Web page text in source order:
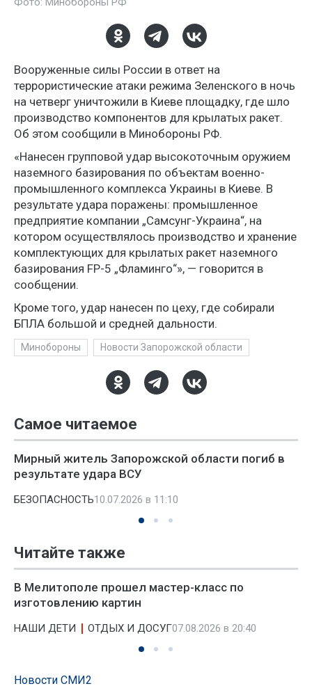
Вооруженные силы России в ответ на
террористические атаки режима Зеленского в ночь
на четверг уничтожили в Киеве площадку, где шло
производство компонентов для крылатых ракет.
Об этом сообщили в Минобороны РФ.
«Нанесен групповой удар высокоточным оружием
наземного базирования по объектам военно-
промышленного комплекса Украины в Киеве. В
результате удара поражены: промышленное
предприятие компании „Самсунг-Украина“, на
котором осуществлялось производство и хранение
комплектующих для крылатых ракет наземного
базирования FP-5 „Фламинго“», — говорится в
сообщении.
Кроме того, удар нанесен по цеху, где собирали
БПЛА большой и средней дальности.
Минобороны Новости Запорожской области
Самое читаемое
Мирный житель Запорожской области погиб в
результате удара ВСУ
БЕЗОПАСНОСТЬ10.07.2026 в 11:10
Читайте также
В Мелитополе прошел мастер-класс по
изготовлению картин
НАШИ ДЕТИ ОТДЫХ И ДОСУГ07.08.2026 в 20:40
Новости СМИ2